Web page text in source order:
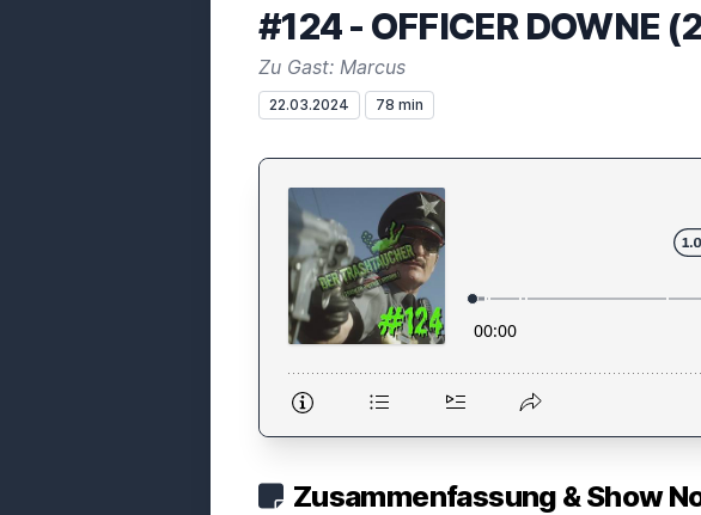
#124 - OFFICER DOWNE
Zu Gast: Marcus
22.03.2024 78 min
Zusammenfassung & Show